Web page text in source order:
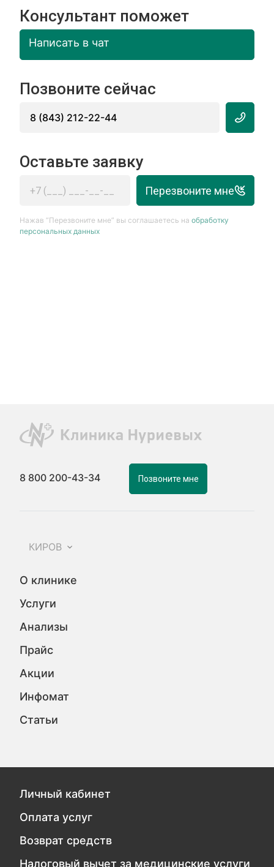
Консультант поможет
Написать в чат
Позвоните сейчас
8 (843) 212-22-44
Оставьте заявку
Перезвоните мне
Нажав “Перезвоните мне” вы соглашаетесь наобработку
персональных данных
8 800 200-43-34 Позвоните мне
КИРОВ
О клинике
Услуги
Анализы
Прайс
Акции
Инфомат
Статьи
Личный кабинет
Оплата услуг
Возврат средств
Налоговый вычет за медицинские услуги